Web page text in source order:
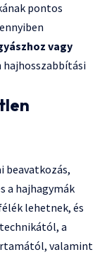
pontos
vagy
beavatkozás,
a hajhagymák
lehetnek, és
a
valamint